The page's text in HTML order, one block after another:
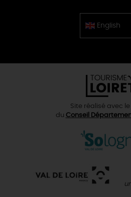
English
Chinese
Site réalisé avec
du Conseil